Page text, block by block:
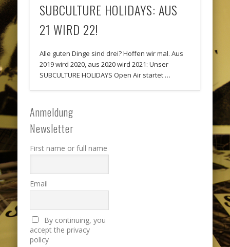
SUBCULTURE HOLIDAYS: AUS
21 WIRD 22!
Alle guten Dinge sind drei? Hoffen wir mal. Aus
2019 wird 2020, aus 2020 wird 2021: Unser
SUBCULTURE HOLIDAYS Open Air startet …
Anmeldung
Newsletter
First name or full name
Email
By continuing, you
accept the privacy
policy